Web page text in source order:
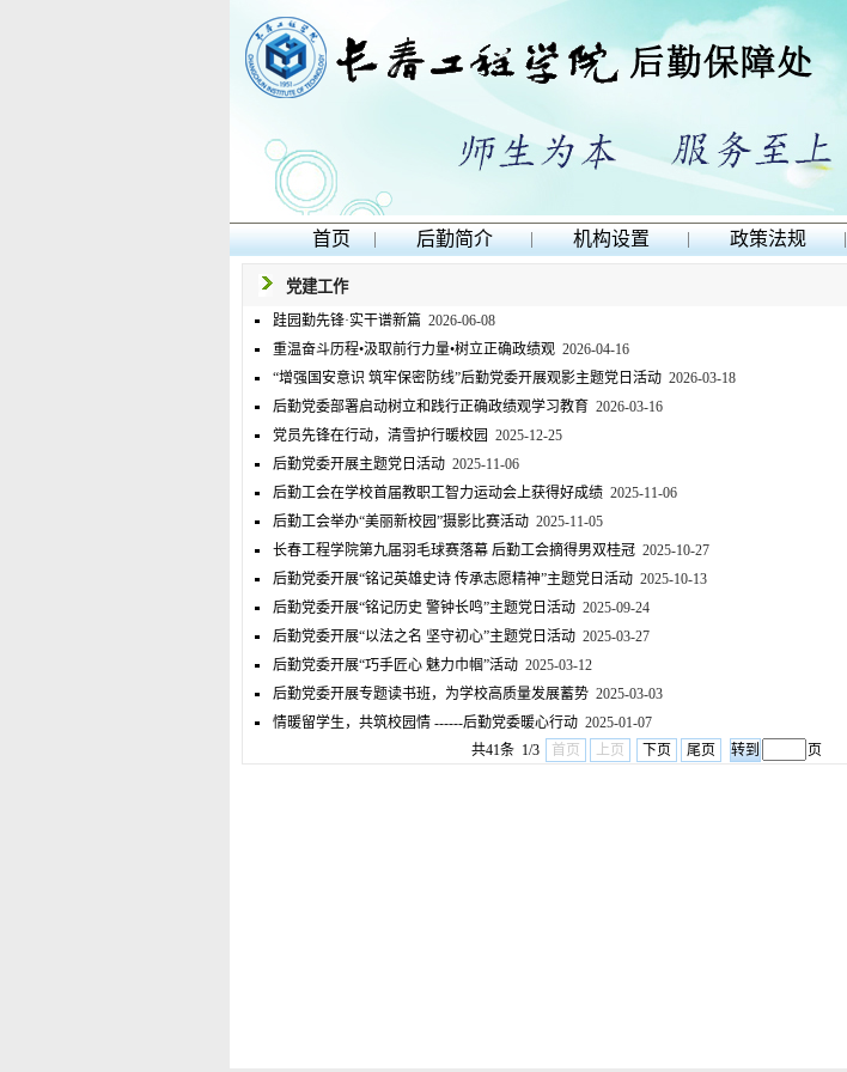
首页 | 后勤简介 | 机构设置 | 政策法规 |
党建工作
跬园勤先锋·实干谱新篇 2026-06-08
重温奋斗历程•汲取前行力量•树立正确政绩观 2026-04-16
“增强国安意识 筑牢保密防线”后勤党委开展观影主题党日活动 2026-03-18
后勤党委部署启动树立和践行正确政绩观学习教育 2026-03-16
党员先锋在行动，清雪护行暖校园 2025-12-25
后勤党委开展主题党日活动 2025-11-06
后勤工会在学校首届教职工智力运动会上获得好成绩 2025-11-06
后勤工会举办“美丽新校园”摄影比赛活动 2025-11-05
长春工程学院第九届羽毛球赛落幕 后勤工会摘得男双桂冠 2025-10-27
后勤党委开展“铭记英雄史诗 传承志愿精神”主题党日活动 2025-10-13
后勤党委开展“铭记历史 警钟长鸣”主题党日活动 2025-09-24
后勤党委开展“以法之名 坚守初心”主题党日活动 2025-03-27
后勤党委开展“巧手匠心 魅力巾帼”活动 2025-03-12
后勤党委开展专题读书班，为学校高质量发展蓄势 2025-03-03
情暖留学生，共筑校园情​ ------后勤党委暖心行动 2025-01-07
共41条 1/3
首页 上页 下页 尾页 页